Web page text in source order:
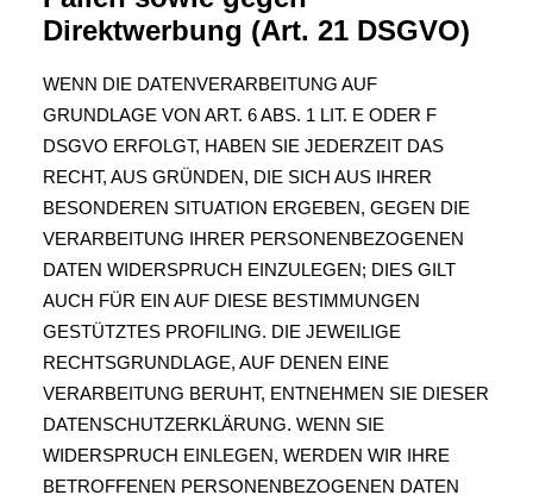
Direktwerbung (Art. 21 DSGVO)
WENN DIE DATENVERARBEITUNG AUF
GRUNDLAGE VON ART. 6 ABS. 1 LIT. E ODER F
DSGVO ERFOLGT, HABEN SIE JEDERZEIT DAS
RECHT, AUS GRÜNDEN, DIE SICH AUS IHRER
BESONDEREN SITUATION ERGEBEN, GEGEN DIE
VERARBEITUNG IHRER PERSONENBEZOGENEN
DATEN WIDERSPRUCH EINZULEGEN; DIES GILT
AUCH FÜR EIN AUF DIESE BESTIMMUNGEN
GESTÜTZTES PROFILING. DIE JEWEILIGE
RECHTSGRUNDLAGE, AUF DENEN EINE
VERARBEITUNG BERUHT, ENTNEHMEN SIE DIESER
DATENSCHUTZERKLÄRUNG. WENN SIE
WIDERSPRUCH EINLEGEN, WERDEN WIR IHRE
BETROFFENEN PERSONENBEZOGENEN DATEN